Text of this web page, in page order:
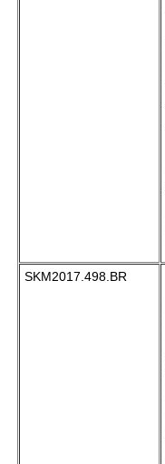
SKM2017.498.BR